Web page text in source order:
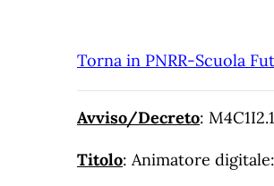
Torna in PNRR-Scuola
Avviso/Decreto:
Titolo: Animatore